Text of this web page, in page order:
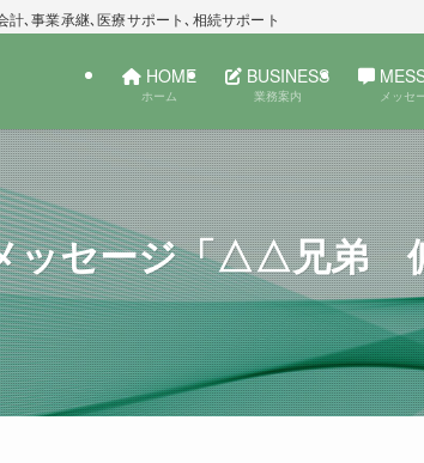
､事業承継､医療サポート､相続サポート
HOME
ホーム
BUSINESS
業務案内 メッセ
ッセージ「△△兄弟